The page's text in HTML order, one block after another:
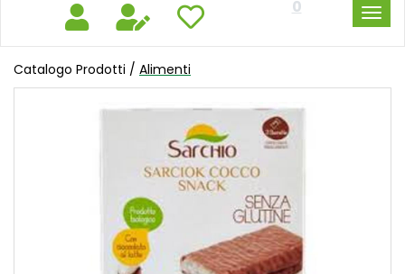
0
Catalogo Prodotti / Alimenti